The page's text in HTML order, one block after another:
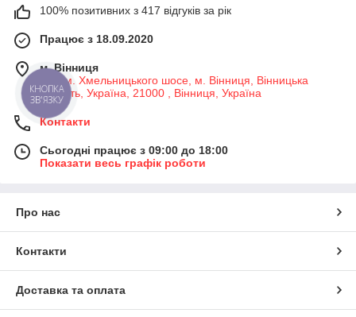
100% позитивних з 417 відгуків за рік
Працює з 18.09.2020
м. Вінниця
7-й км. Хмельницького шосе, м. Вінниця, Вінницька
область, Україна, 21000 , Вінниця, Україна
Контакти
Сьогодні працює з 09:00 до 18:00
Показати весь графік роботи
Про нас
Контакти
Доставка та оплата
КНОПКА
ЗВ'ЯЗКУ